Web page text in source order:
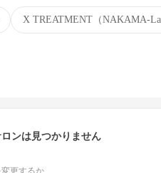
X TREATMENT（NAKAMA-
ンは見つかりません
更するか